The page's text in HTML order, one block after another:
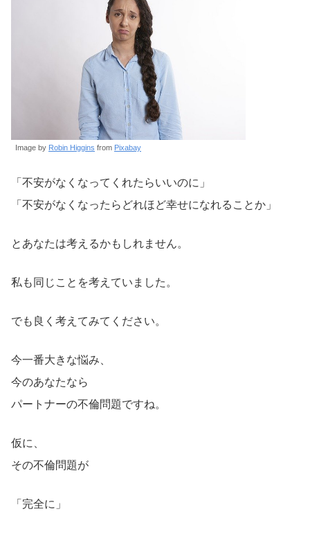
Image by Robin Higgins from Pixabay
「不安がなくなってくれたらいいのに」
「不安がなくなったらどれほど幸せになれることか」
とあなたは考えるかもしれません。
私も同じことを考えていました。
でも良く考えてみてください。
今一番大きな悩み、
今のあなたなら
パートナーの不倫問題ですね。
仮に、
その不倫問題が
「完全に」